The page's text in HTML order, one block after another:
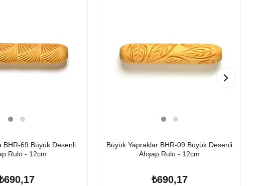
BHR-69 Büyük Desenli
Rulo - 12cm
Büyük Yapraklar BHR-09 Büyük Desenli
Ahşap Rulo - 12cm
₺690,17